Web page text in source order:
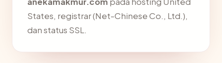
States, registrar (Net-Chinese Co., Ltd.),
dan status SSL.